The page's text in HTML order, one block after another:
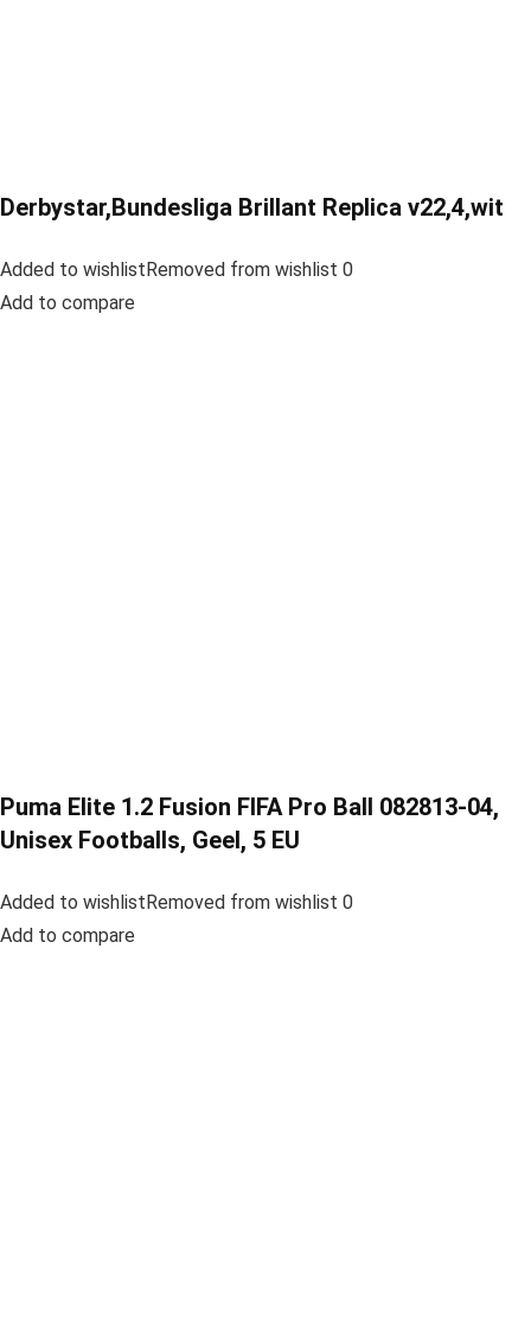
Derbystar,Bundesliga Brillant Replica v22,4,wit
Added to wishlistRemoved from wishlist 0
Add to compare
Puma Elite 1.2 Fusion FIFA Pro Ball 082813-04,
Unisex Footballs, Geel, 5 EU
Added to wishlistRemoved from wishlist 0
Add to compare